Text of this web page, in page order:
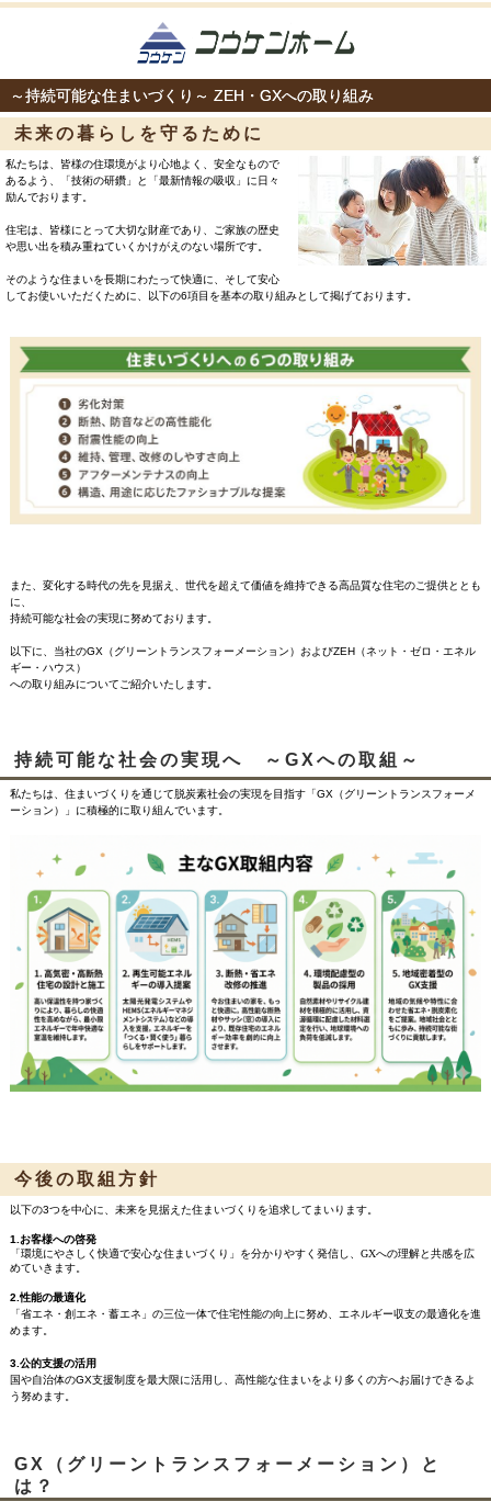
～持続可能な住まいづくり～ ZEH・GXへの取り組み
未来の暮らしを守るために
私たちは、皆様の住環境がより心地よく、安全なもので
あるよう、「技術の研鑽」と「最新情報の吸収」に日々
励んでおります。
住宅は、皆様にとって大切な財産であり、ご家族の歴史
や思い出を積み重ねていくかけがえのない場所です。
そのような住まいを長期にわたって快適に、そして安心
してお使いいただくために、以下の6項目を基本の取り組みとして掲げております。
また、変化する時代の先を見据え、世代を超えて価値を維持できる高品質な住宅のご提供ととも
に、
持続可能な社会の実現に努めております。
以下に、当社のGX（グリーントランスフォーメーション）およびZEH（ネット・ゼロ・エネル
ギー・ハウス）
への取り組みについてご紹介いたします。
持続可能な社会の実現へ ～GXへの取組～
私たちは、住まいづくりを通じて脱炭素社会の実現を目指す「GX（グリーントランスフォーメ
ーション）」に積極的に取り組んでいます。
今後の取組方針
以下の3つを中心に、未来を見据えた住まいづくりを追求してまいります。
1.お客様への啓発
「環境にやさしく 快適で安心な住まいづくり 」を分かりやすく発信し、GXへの理解と共感を広
めていきます。
2.性能の最適化
「省エネ・創エネ・蓄エネ」の三位一体で住宅性能の向上に努め、エネルギー収支の最適化を進
めます。
3.公的支援の活用
国や自治体のGX支援制度を最大限に活用し、高性能な住まいをより多くの方へお届けできるよ
う努めます。
GX（グリーントランスフォーメーション）と
は？